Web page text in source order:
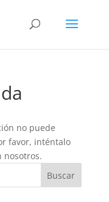
no puede
favor, inténtalo
nosotros.
Buscar